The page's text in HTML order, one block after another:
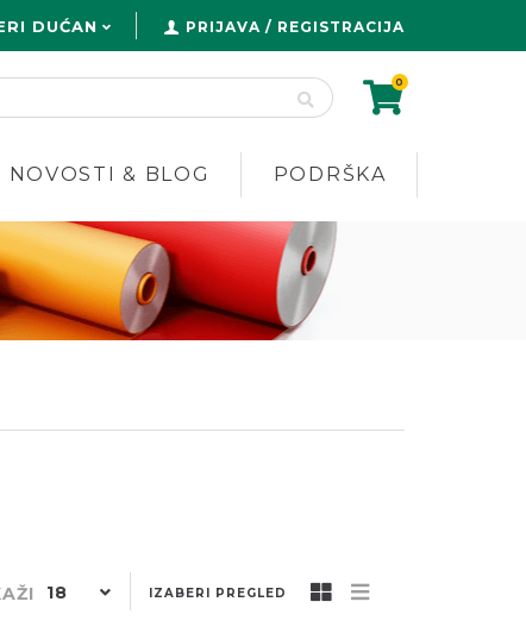
DUĆAN
0
PRIJAVA / REGISTRACIJA
NOVOSTI & BLOG PODRŠKA
18 IZABERI PREGLED